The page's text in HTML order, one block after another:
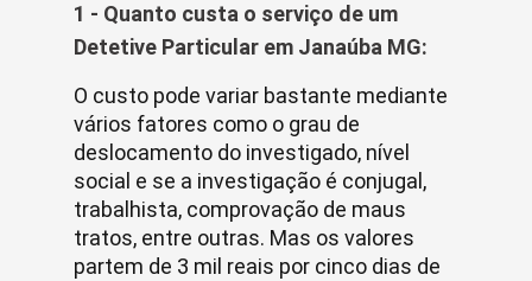
1 - Quanto custa o serviço de um
Detetive Particular em Janaúba MG:
O custo pode variar bastante mediante
vários fatores como o grau de
deslocamento do investigado, nível
social e se a investigação é conjugal,
trabalhista, comprovação de maus
tratos, entre outras. Mas os valores
partem de 3 mil reais por cinco dias de